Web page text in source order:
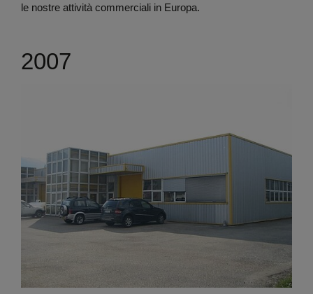
le nostre attività commerciali in Europa.
2007